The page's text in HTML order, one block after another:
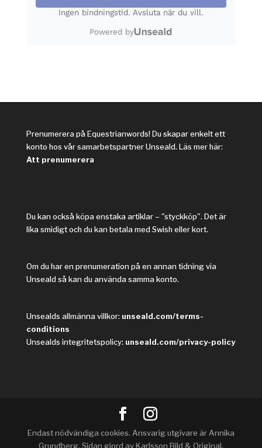
Prenumerera på Equestrianwords! Du skapar enkelt ett
konto hos vår samarbetspartner Unseald. Läs mer här:
Att prenumerera
Du kan också köpa enstaka artiklar – "styckköp". Det är
lika smidigt och du kan betala med Swish eller kort.
Om du har en prenumeration på en annan tidning via
Unseald så kan du använda samma konto.
Unsealds allmänna villkor: unseald.com/terms-
conditions
Unsealds integritetspolicy: unseald.com/privacy-policy
Endast nödvändiga cookies. Ansvarig utgivare är Annika
Grundberg. Sidan gjord av Karlsson Bild & Original.